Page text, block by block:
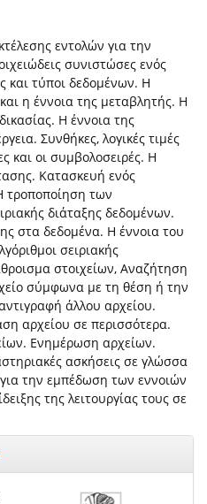
εντολών για την
συνιστώσες ενός
και τύποι δεδομένων. Η
η έννοια της μεταβλητής. Η
Η έννοια της
Συνθήκες, λογικές τιμές
και οι συμβολοσειρές. Η
Κατασκευή ενός
τροποποίηση των
διάταξης δεδομένων.
στα δεδομένα. Η έννοια του
σειριακής
στοιχείων, Αναζήτηση
σύμφωνα με τη θέση ή την
άλλου αρχείου.
αρχείου σε περισσότερα.
Ενημέρωση αρχείων.
ασκήσεις σε γλώσσα
την εμπέδωση των εννοιών
της λειτουργίας τους σε